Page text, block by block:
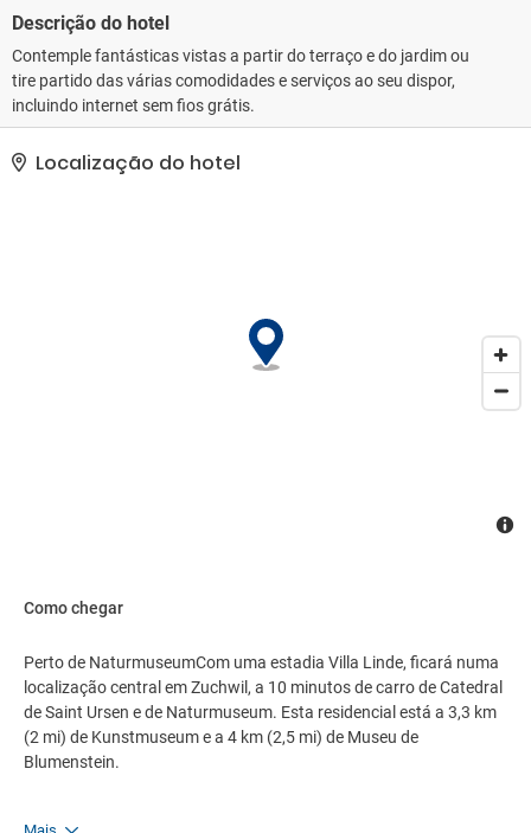
Descrição do hotel
Contemple fantásticas vistas a partir do terraço e do jardim ou
tire partido das várias comodidades e serviços ao seu dispor,
incluindo internet sem fios grátis.
Localização do hotel
Como chegar
Perto de NaturmuseumCom uma estadia Villa Linde, ficará numa
localização central em Zuchwil, a 10 minutos de carro de Catedral
de Saint Ursen e de Naturmuseum. Esta residencial está a 3,3 km
(2 mi) de Kunstmuseum e a 4 km (2,5 mi) de Museu de
Blumenstein.